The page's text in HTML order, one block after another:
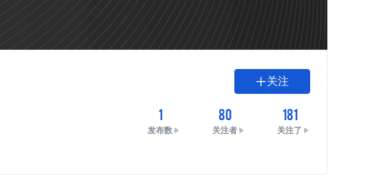
关注
1
发布数
80
关注者
181
关注了